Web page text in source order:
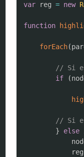
var reg = new
function
forEach(
// Si el
if
(
// Si
}
else
            reg